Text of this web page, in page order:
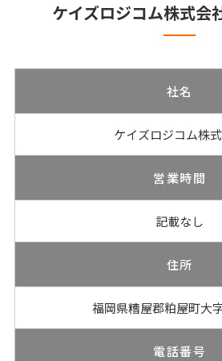
ケイズロジコム株式会
社名
ケイズロジコム株
営業時間
記載なし
住所
福岡県糟屋郡粕屋町大
電話番号